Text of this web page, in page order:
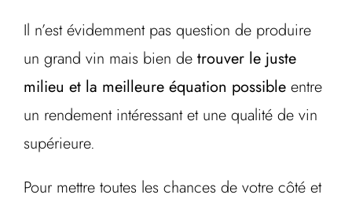
Il n’est évidemment pas question de produire
un grand vin mais bien de trouver le juste
milieu et la meilleure équation possible entre
un rendement intéressant et une qualité de vin
supérieure.
Pour mettre toutes les chances de votre côté et